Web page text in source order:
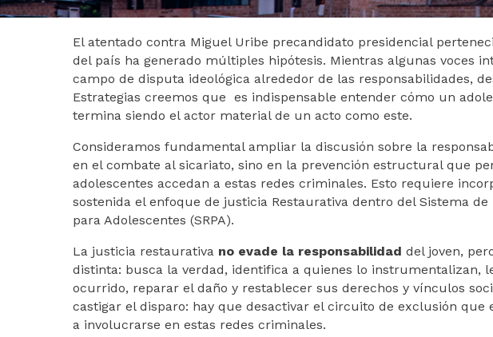
El atentado contra Miguel Uribe precandidato presidencial
del país ha generado múltiples hipótesis. Mientras algunas voces
campo de disputa ideológica alrededor de las responsabilidades,
Estrategias creemos que es indispensable entender cómo un
termina siendo el actor material de un acto como este.
Consideramos fundamental ampliar la discusión sobre la
en el combate al sicariato, sino en la prevención estructural que
adolescentes accedan a estas redes criminales. Esto requiere
sostenida el enfoque de justicia Restaurativa dentro del Sistema de
para Adolescentes (SRPA).
La justicia restaurativa no evade la responsabilidad del joven,
distinta: busca la verdad, identifica a quienes lo instrumentalizan,
ocurrido, reparar el daño y restablecer sus derechos y vínculos
castigar el disparo: hay que desactivar el circuito de exclusión que
a involucrarse en estas redes criminales.